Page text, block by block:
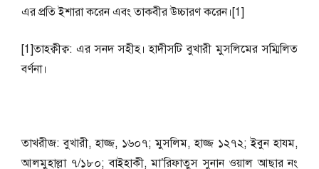
এর প্রতি ইশারা করেন এবং তাকবীর উচ্চারণ করেন।[1]
[1]তাহক্বীক্ব: এর সনদ সহীহ। হাদীসটি বুখারী মুসলিমের সম্মিলিত
বর্ণনা।
তাখরীজ: বুখারী, হাজ্জ, ১৬০৭; মুসলিম, হাজ্জ ১২৭২; ইবুন হাযম,
আলমুহাল্লা ৭/১৮০; বাইহাকী, মা’রিফাতুস সুনান ওয়াল আছার নং